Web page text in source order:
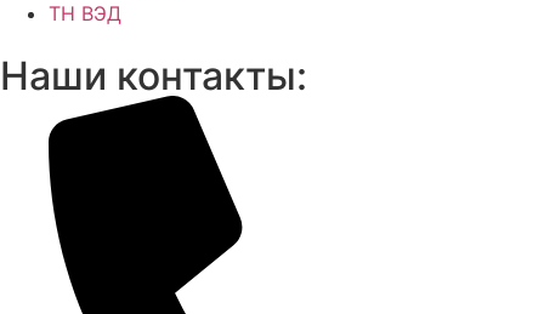
ТН ВЭД
Наши контакты: